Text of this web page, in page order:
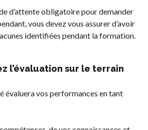
d’attente obligatoire pour demander
vous devez vous assurer d’avoir
identifiées pendant la formation.
l’évaluation sur le terrain
évaluera vos performances en tant